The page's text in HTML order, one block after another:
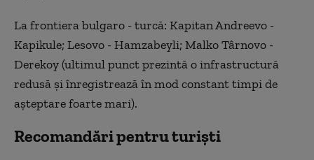
La frontiera bulgaro - turcă: Kapitan Andreevo -
Kapikule; Lesovo - Hamzabeyli; Malko Târnovo -
Derekoy (ultimul punct prezintă o infrastructură
redusă şi înregistrează în mod constant timpi de
aşteptare foarte mari).
Recomandări pentru turiști